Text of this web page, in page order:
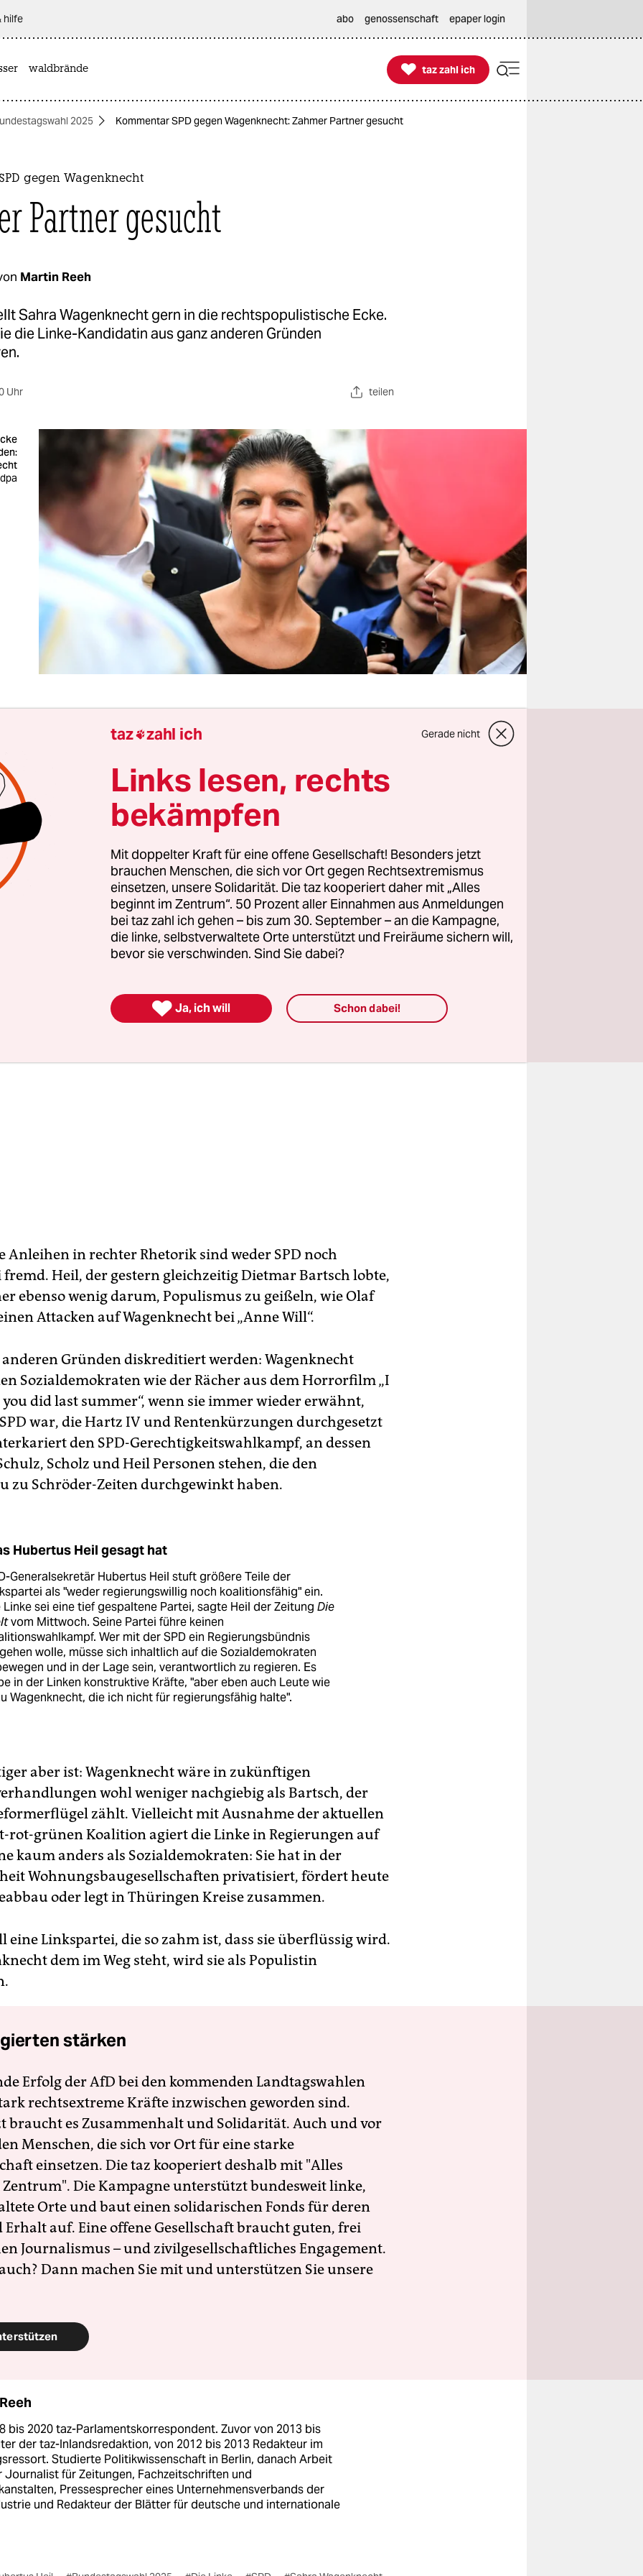
hilfe abo genossenschaft epaper login
waldbrände 
taz zahl ich
taz zahl ich
2025 Kommentar SPD gegen Wagenknecht: Zahmer Partner gesucht
gegen Wagenknecht
Partner gesucht
Martin Reeh
Sahra Wagenknecht gern in die rechtspopulistische Ecke.
die Linke-Kandidatin aus ganz anderen Gründen
Uhr teilen
Quizfrage: Welche der beiden folgenden Äußerungen
von einer in der SPD hochgeachteten Genossin? Und
von einer Politikerin, die Sozialdemokraten als Frau
Äußerungen „manchmal von rechtspopulistischen
zu unterscheiden“ seien, wie Generalsekretär
am Mittwoch sagte? A: „Menschen, die unser Gastrecht
haben keinen Platz in unserer Gesellschaft.“ B: „Wer
missbraucht, hat sein Gastrecht eben auch verwirkt.“
stammt von Ministerpräsidentin Malu Dreyer (SPD), B
(Linkspartei).
Anleihen in rechter Rhetorik sind weder SPD noch
Heil, der gestern gleichzeitig Dietmar Bartsch lobte,
ebenso wenig darum, Populismus zu geißeln, wie Olaf
Attacken auf Wagenknecht bei „Anne Will“.
anderen Gründen diskreditiert werden: Wagenknecht
Sozialdemokraten wie der Rächer aus dem Horrorfilm „I
did last summer“, wenn sie immer wieder erwähnt,
SPD war, die Hartz IV und Rentenkürzungen durchgesetzt
den SPD-Gerechtigkeitswahlkampf, an dessen
Scholz und Heil Personen stehen, die den
zu Schröder-Zeiten durchgewinkt haben.
Hubertus Heil gesagt hat
Generalsekretär Hubertus Heil stuft größere Teile der
als "weder regierungswillig noch koalitionsfähig" ein.
Linke sei eine tief gespaltene Partei, sagte Heil der Zeitung Die
vom Mittwoch. Seine Partei führe keinen
Wer mit der SPD ein Regierungsbündnis
wolle, müsse sich inhaltlich auf die Sozialdemokraten
und in der Lage sein, verantwortlich zu regieren. Es
in der Linken konstruktive Kräfte, "aber eben auch Leute wie
Wagenknecht, die ich nicht für regierungsfähig halte".
aber ist: Wagenknecht wäre in zukünftigen
wohl weniger nachgiebig als Bartsch, der
zählt. Vielleicht mit Ausnahme der aktuellen
rot-grünen Koalition agiert die Linke in Regierungen auf
kaum anders als Sozialdemokraten: Sie hat in der
Wohnungsbaugesellschaften privatisiert, fördert heute
oder legt in Thüringen Kreise zusammen.
eine Linkspartei, die so zahm ist, dass sie überflüssig wird.
dem im Weg steht, wird sie als Populistin
stärken
Erfolg der AfD bei den kommenden Landtagswahlen
rechtsextreme Kräfte inzwischen geworden sind.
braucht es Zusammenhalt und Solidarität. Auch und vor
Menschen, die sich vor Ort für eine starke
einsetzen. Die taz kooperiert deshalb mit "Alles
Die Kampagne unterstützt bundesweit linke,
Orte und baut einen solidarischen Fonds für deren
Erhalt auf. Eine offene Gesellschaft braucht guten, frei
Journalismus – und zivilgesellschaftliches Engagement.
Dann machen Sie mit und unterstützen Sie unsere
bis 2020 taz-Parlamentskorrespondent. Zuvor von 2013 bis
der taz-Inlandsredaktion, von 2012 bis 2013 Redakteur im
Studierte Politikwissenschaft in Berlin, danach Arbeit
Journalist für Zeitungen, Fachzeitschriften und
Pressesprecher eines Unternehmensverbands der
und Redakteur der Blätter für deutsche und internationale
taz zahl ich Gerade nicht
Links lesen, rechts
bekämpfen
Mit doppelter Kraft für eine offene Gesellschaft! Besonders jetzt
brauchen Menschen, die sich vor Ort gegen Rechtsextremismus
einsetzen, unsere Solidarität. Die taz kooperiert daher mit „Alles
beginnt im Zentrum“. 50 Prozent aller Einnahmen aus Anmeldungen
bei taz zahl ich gehen – bis zum 30. September – an die Kampagne,
die linke, selbstverwaltete Orte unterstützt und Freiräume sichern will,
bevor sie verschwinden. Sind Sie dabei?
 Ja, ich will Schon dabei!